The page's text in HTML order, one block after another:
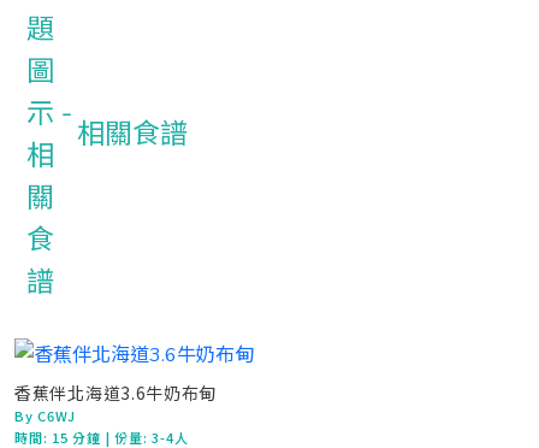
相關食譜
香蕉伴北海道3.6牛奶布甸
By C6WJ
時間: 15 分鐘 | 份量: 3-4人